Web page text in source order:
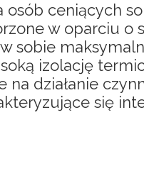
osób ceniących
w oparciu o
sobie
izolację
na działanie
się